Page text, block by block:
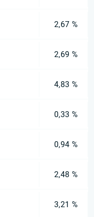
2,67 %
2,69 %
4,83 %
0,33 %
0,94 %
2,48 %
3,21 %